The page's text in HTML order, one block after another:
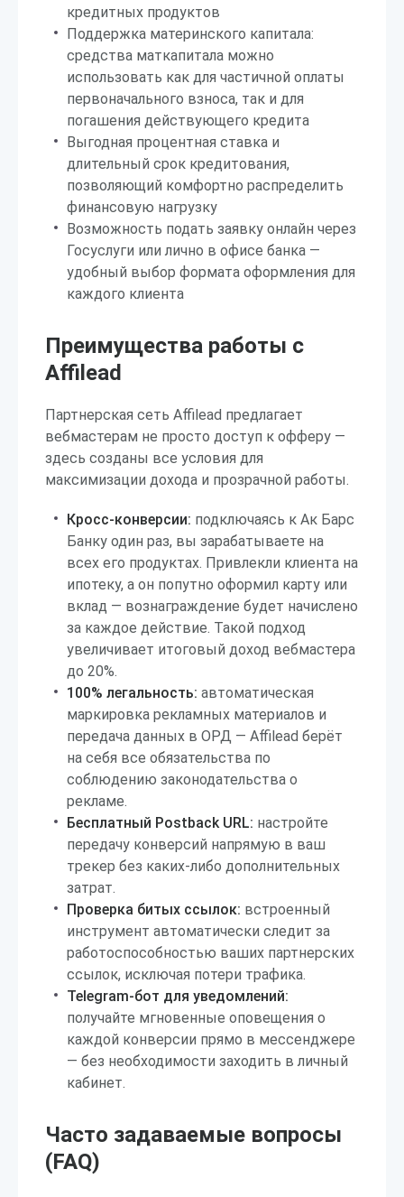
кредитных продуктов
Поддержка материнского капитала:
средства маткапитала можно
использовать как для частичной оплаты
первоначального взноса, так и для
погашения действующего кредита
Выгодная процентная ставка и
длительный срок кредитования,
позволяющий комфортно распределить
финансовую нагрузку
Возможность подать заявку онлайн через
Госуслуги или лично в офисе банка —
удобный выбор формата оформления для
каждого клиента
Преимущества работы с
Affilead
Партнерская сеть Affilead предлагает
вебмастерам не просто доступ к офферу —
здесь созданы все условия для
максимизации дохода и прозрачной работы.
Кросс-конверсии: подключаясь к Ак Барс
Банку один раз, вы зарабатываете на
всех его продуктах. Привлекли клиента на
ипотеку, а он попутно оформил карту или
вклад — вознаграждение будет начислено
за каждое действие. Такой подход
увеличивает итоговый доход вебмастера
до 20%.
100% легальность: автоматическая
маркировка рекламных материалов и
передача данных в ОРД — Affilead берёт
на себя все обязательства по
соблюдению законодательства о
рекламе.
Бесплатный Postback URL: настройте
передачу конверсий напрямую в ваш
трекер без каких-либо дополнительных
затрат.
Проверка битых ссылок: встроенный
инструмент автоматически следит за
работоспособностью ваших партнерских
ссылок, исключая потери трафика.
Telegram-бот для уведомлений:
получайте мгновенные оповещения о
каждой конверсии прямо в мессенджере
— без необходимости заходить в личный
кабинет.
Часто задаваемые вопросы
(FAQ)